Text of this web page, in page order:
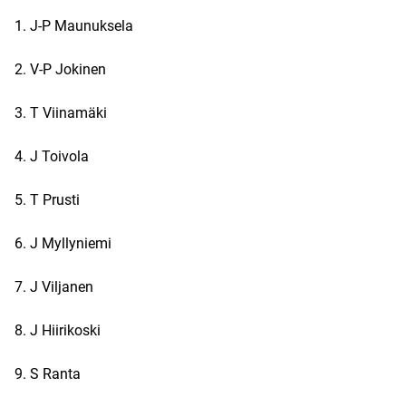
1. J-P Maunuksela
2. V-P Jokinen
3. T Viinamäki
4. J Toivola
5. T Prusti
6. J Myllyniemi
7. J Viljanen
8. J Hiirikoski
9. S Ranta